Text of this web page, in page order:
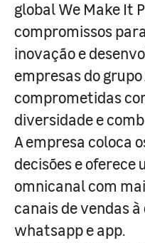
global We Make It
compromissos
inovação e
empresas do grupo
comprometidas
diversidade e
A empresa coloca
decisões e
omnicanal com
canais de vendas
whatsapp e app.